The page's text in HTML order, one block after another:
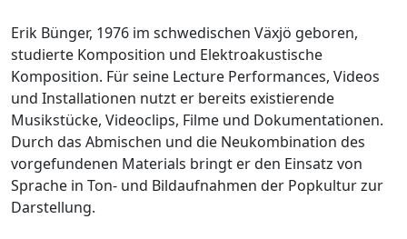
Erik Bünger, 1976 im schwedischen Växjö geboren,
studierte Komposition und Elektroakustische
Komposition. Für seine Lecture Performances, Videos
und Installationen nutzt er bereits existierende
Musikstücke, Videoclips, Filme und Dokumentationen.
Durch das Abmischen und die Neukombination des
vorgefundenen Materials bringt er den Einsatz von
Sprache in Ton- und Bildaufnahmen der Popkultur zur
Darstellung.